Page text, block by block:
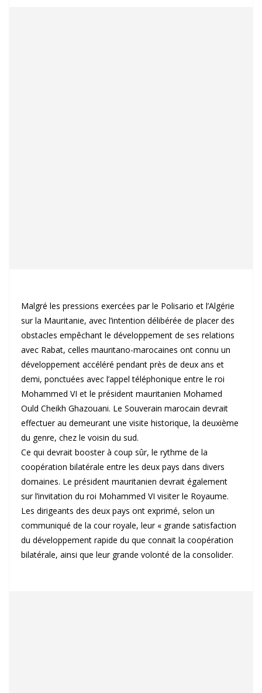
Malgré les pressions exercées par le Polisario et l’Algérie
sur la Mauritanie, avec l’intention délibérée de placer des
obstacles empêchant le développement de ses relations
avec Rabat, celles mauritano-marocaines ont connu un
développement accéléré pendant près de deux ans et
demi, ponctuées avec l’appel téléphonique entre le roi
Mohammed VI et le président mauritanien Mohamed
Ould Cheikh Ghazouani. Le Souverain marocain devrait
effectuer au demeurant une visite historique, la deuxième
du genre, chez le voisin du sud.
Ce qui devrait booster à coup sûr, le rythme de la
coopération bilatérale entre les deux pays dans divers
domaines. Le président mauritanien devrait également
sur l’invitation du roi Mohammed VI visiter le Royaume.
Les dirigeants des deux pays ont exprimé, selon un
communiqué de la cour royale, leur « grande satisfaction
du développement rapide du que connait la coopération
bilatérale, ainsi que leur grande volonté de la consolider.